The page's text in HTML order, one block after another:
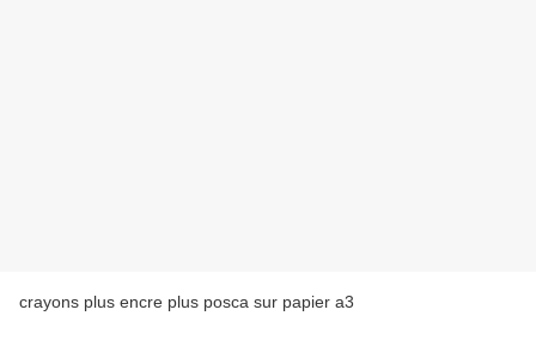
crayons plus encre plus posca sur papier a3